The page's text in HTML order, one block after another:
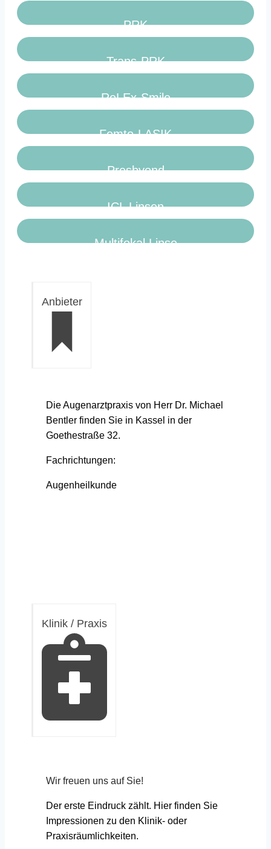
PRK
Trans-PRK
ReLEx-Smile
Femto-LASIK
Presbyond
ICL Linsen
Multifokal Linse
Anbieter
Die Augenarztpraxis von Herr Dr. Michael
Bentler finden Sie in Kassel in der
Goethestraße 32.
Fachrichtungen:
Augenheilkunde
Klinik / Praxis
Wir freuen uns auf Sie!
Der erste Eindruck zählt. Hier finden Sie
Impressionen zu den Klinik- oder
Praxisräumlichkeiten.